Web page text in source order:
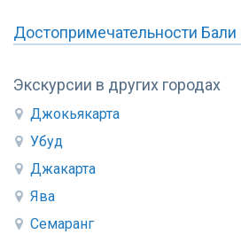
Экскурсии в других городах
Джокьякарта
Убуд
Джакарта
Ява
Семаранг
Достопримечательности Бали